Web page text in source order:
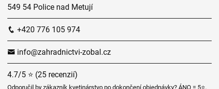
549 54 Police nad Metují
+420 776 105 974
info@zahradnictvi-zobal.cz
4.7/5 ⭐ (25 recenzií)
Odporučil by zákazník kvetinárstvo po dokončení objednávky? ÁNO = 5⭐,